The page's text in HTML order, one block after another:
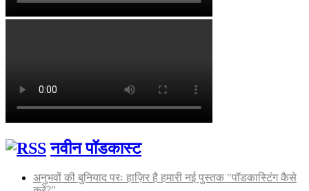
नवीन पॉडकास्ट
अनुभवों की बुनियाद परः हाज़िर है हमारी नई पुस्तक "पॉडकास्टिंग कैसे